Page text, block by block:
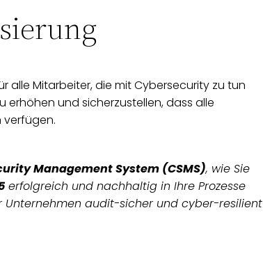
alle Mitarbeiter, die mit Cybersecurity zu tun
erhöhen und sicherzustellen, dass alle
verfügen.
Management System (CSMS), wie Sie
erfolgreich und nachhaltig in Ihre Prozesse
Unternehmen audit-sicher und cyber-resilient